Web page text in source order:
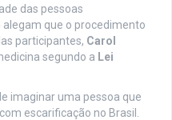
das pessoas
que o procedimento
participantes, Carol
segundo a Lei
imaginar uma pessoa que
escarificação no Brasil.